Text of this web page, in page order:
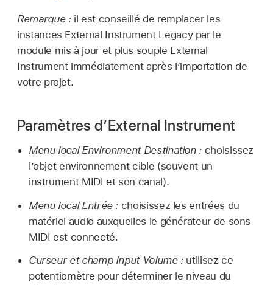
Remarque : il est conseillé de remplacer les
instances External Instrument Legacy par le
module mis à jour et plus souple External
Instrument immédiatement après l’importation de
votre projet.
Paramètres d’External Instrument
Menu local Environment Destination : choisissez
l’objet environnement cible (souvent un
instrument MIDI et son canal).
Menu local Entrée : choisissez les entrées du
matériel audio auxquelles le générateur de sons
MIDI est connecté.
Curseur et champ Input Volume :utilisez ce
potentiomètre pour déterminer le niveau du